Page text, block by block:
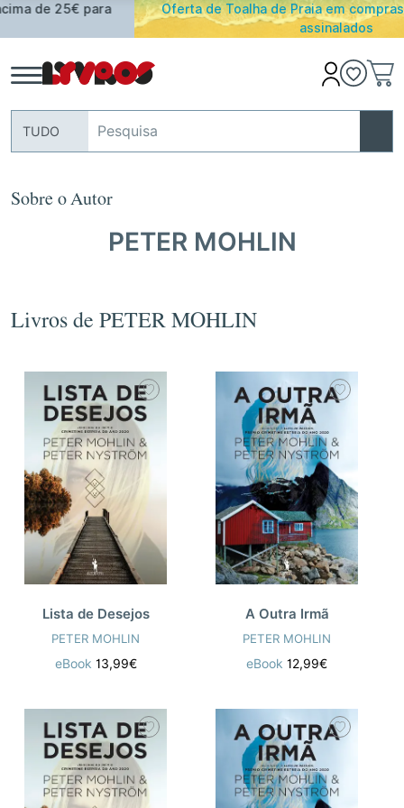
Oferta de Toalha de Praia em compras ≥ 30€ de artigos
assinalados
TUDO
Sobre o Autor
PETER MOHLIN
Livros de PETER MOHLIN
Lista de Desejos
PETER MOHLIN
eBook 13,99€
A Outra Irmã
PETER MOHLIN
eBook 12,99€